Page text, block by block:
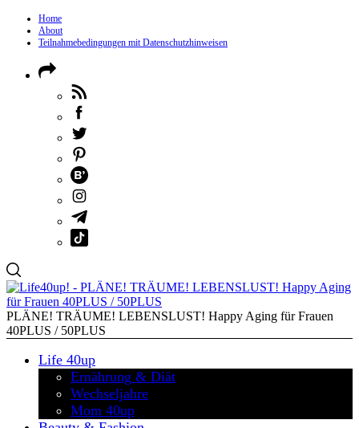
Home
About
Teilnahmebedingungen mit Datenschutzhinweisen
PLÄNE! TRÄUME! LEBENSLUST! Happy Aging für Frauen
40PLUS / 50PLUS
Life 40up
Ernährung & Diät
Wechseljahre
Mom 40up